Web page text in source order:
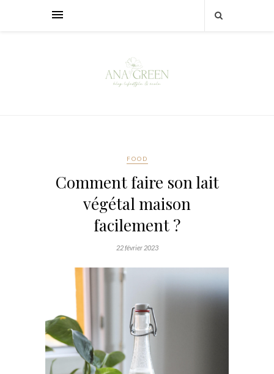
FOOD
Comment faire son lait
végétal maison
facilement ?
22 février 2023